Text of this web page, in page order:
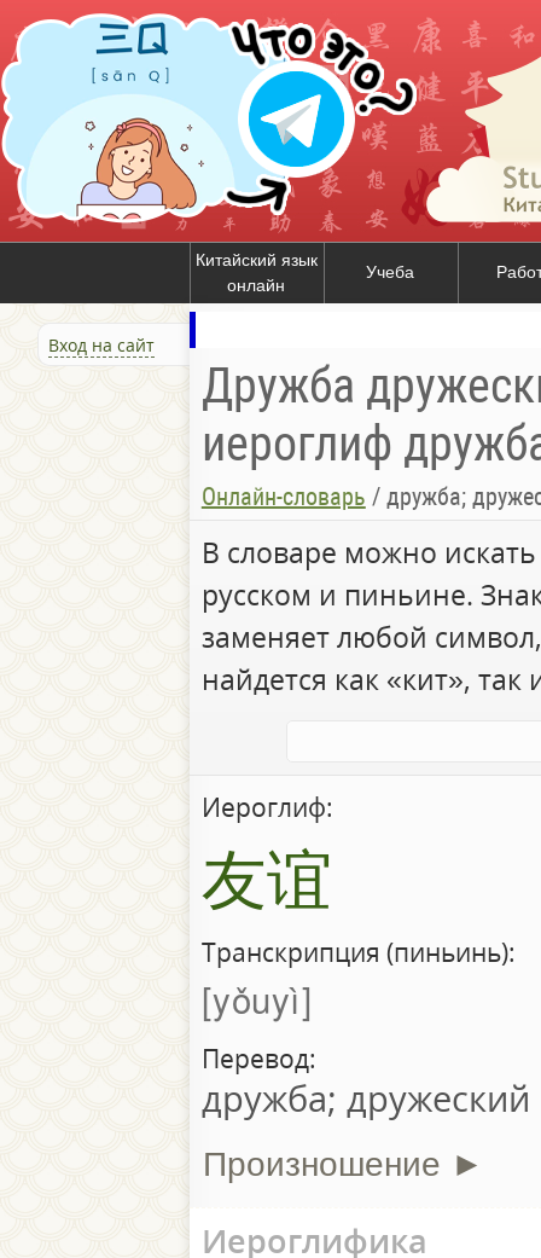
Китайский язык
онлайн
Учеба
Вход на сайт
Дружба
иероглиф
Онлайн-словарь / дружба;
В словаре можно
русском и пиньине.
заменяет любой
найдется как «кит», так
Иероглиф:
友谊
Транскрипция (пиньинь):
yǒuyì
Перевод:
дружба; дружеский
Произношение ►
Иероглифика